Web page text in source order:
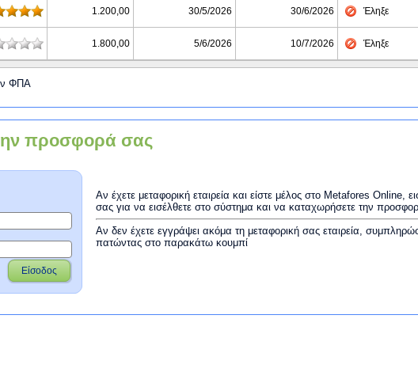
1.200,00 30/5/2026 30/6/2026 Έληξε
1.800,00 5/6/2026 10/7/2026 Έληξε
ΦΠΑ
προσφορά σας
Είσοδος
Αν έχετε μεταφορική εταιρεία και είστε μέλος στο Metafores Online,
σας για να εισέλθετε στο σύστημα και να καταχωρήσετε την
Αν δεν έχετε εγγράψει ακόμα τη μεταφορική σας εταιρεία,
πατώντας στο παρακάτω κουμπί